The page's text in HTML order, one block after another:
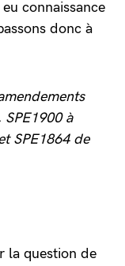
connaissance
donc à
à
SPE1864 de
la question de